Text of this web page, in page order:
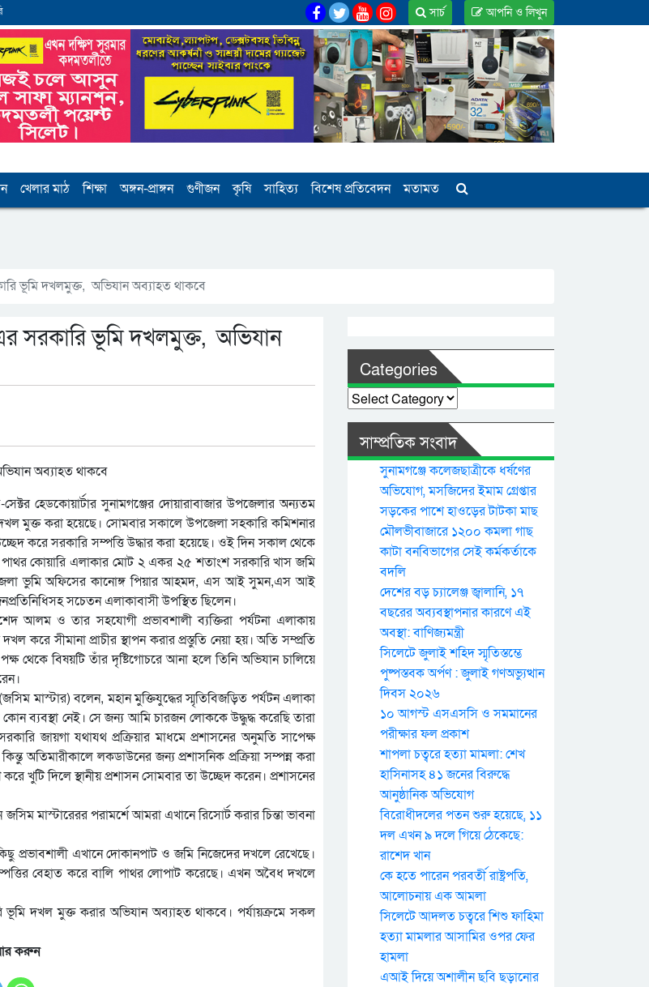
আপনি ও লিখুন
সার্চ
খেলার মাঠ শিক্ষা অঙ্গন-প্রাঙ্গন গুণীজন কৃষি সাহিত্য বিশেষ প্রতিবেদন মতামত
ভূমি দখলমুক্ত, অভিযান অব্যাহত থাকবে
সরকারি ভূমি দখলমুক্ত, অভিযান
সেক্টর হেডকোয়ার্টার সুনামগঞ্জের দোয়ারাবাজার উপজেলার অন্যতম
মুক্ত করা হয়েছে। সোমবার সকালে উপজেলা সহকারি কমিশনার
করে সরকারি সম্পত্তি উদ্ধার করা হয়েছে। ওই দিন সকাল থেকে
কোয়ারি এলাকার মোট ২ একর ২৫ শতাংশ সরকারি খাস জমি
ভুমি অফিসের কানোঙ্গ পিয়ার আহমদ, এস আই সুমন,এস আই
সচেতন এলাকাবাসী উপস্থিত ছিলেন।
আলম ও তার সহযোগী প্রভাবশালী ব্যক্তিরা পর্যটনা এলাকায়
সীমানা প্রাচীর স্থাপন করার প্রস্তুতি নেয়া হয়। অতি সম্প্রতি
থেকে বিষয়টি তাঁর দৃষ্টিগোচরে আনা হলে তিনি অভিযান চালিয়ে
মাস্টার) বলেন, মহান মুক্তিযুদ্ধের স্মৃতিবিজড়িত পর্যটন এলাকা
ব্যবস্থা নেই। সে জন্য আমি চারজন লোককে উদ্ধুদ্ধ করেছি তারা
জায়গা যথাযথ প্রক্রিয়ার মাধমে প্রশাসনের অনুমতি সাপেক্ষ
অতিমারীকালে লকডাউনের জন্য প্রশাসনিক প্রক্রিয়া সম্পন্ন করা
খুটি দিলে স্থানীয় প্রশাসন সোমবার তা উচ্ছেদ করেন। প্রশাসনের
মাস্টারেরর পরামর্শে আমরা এখানে রিসোর্ট করার চিন্তা ভাবনা
প্রভাবশালী এখানে দোকানপাট ও জমি নিজেদের দখলে রেখেছে।
বেহাত করে বালি পাথর লোপাট করেছে। এখন অবৈধ দখলে
ভূমি দখল মুক্ত করার অভিযান অব্যাহত থাকবে। পর্যায়ক্রমে সকল
করুন
Categories
Categories
সাম্প্রতিক সংবাদ
সুনামগঞ্জে কলেজছাত্রীকে ধর্ষণের
অভিযোগ, মসজিদের ইমাম গ্রেপ্তার
সড়কের পাশে হাওড়ের টাটকা মাছ
মৌলভীবাজারে ১২০০ কমলা গাছ
কাটা বনবিভাগের সেই কর্মকর্তাকে
বদলি
দেশের বড় চ্যালেঞ্জ জ্বালানি, ১৭
বছরের অব্যবস্থাপনার কারণে এই
অবস্থা: বাণিজ্যমন্ত্রী
সিলেটে জুলাই শহিদ স্মৃতিস্তম্ভে
পুষ্পস্তবক অর্পণ : জুলাই গণঅভ্যুত্থান
দিবস ২০২৬
১০ আগস্ট এসএসসি ও সমমানের
পরীক্ষার ফল প্রকাশ
শাপলা চত্বরে হত্যা মামলা: শেখ
হাসিনাসহ ৪১ জনের বিরুদ্ধে
আনুষ্ঠানিক অভিযোগ
বিরোধীদলের পতন শুরু হয়েছে, ১১
দল এখন ৯ দলে গিয়ে ঠেকেছে:
রাশেদ খান
কে হতে পারেন পরবর্তী রাষ্ট্রপতি,
আলোচনায় এক আমলা
সিলেটে আদলত চত্বরে শিশু ফাহিমা
হত্যা মামলার আসামির ওপর ফের
হামলা
এআই দিয়ে অশালীন ছবি ছড়ানোর